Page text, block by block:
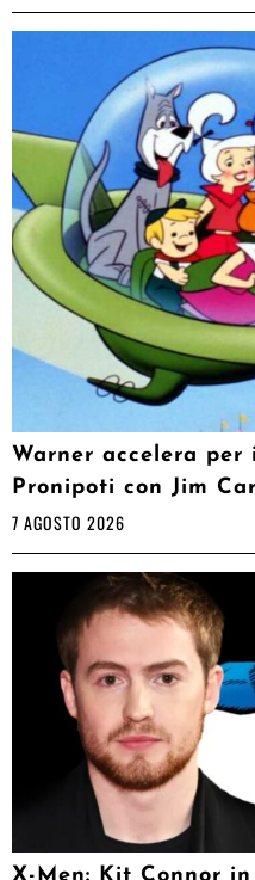
Warner accelera
Pronipoti con Jim
7 AGOSTO 2026
X-Men: Kit Connor